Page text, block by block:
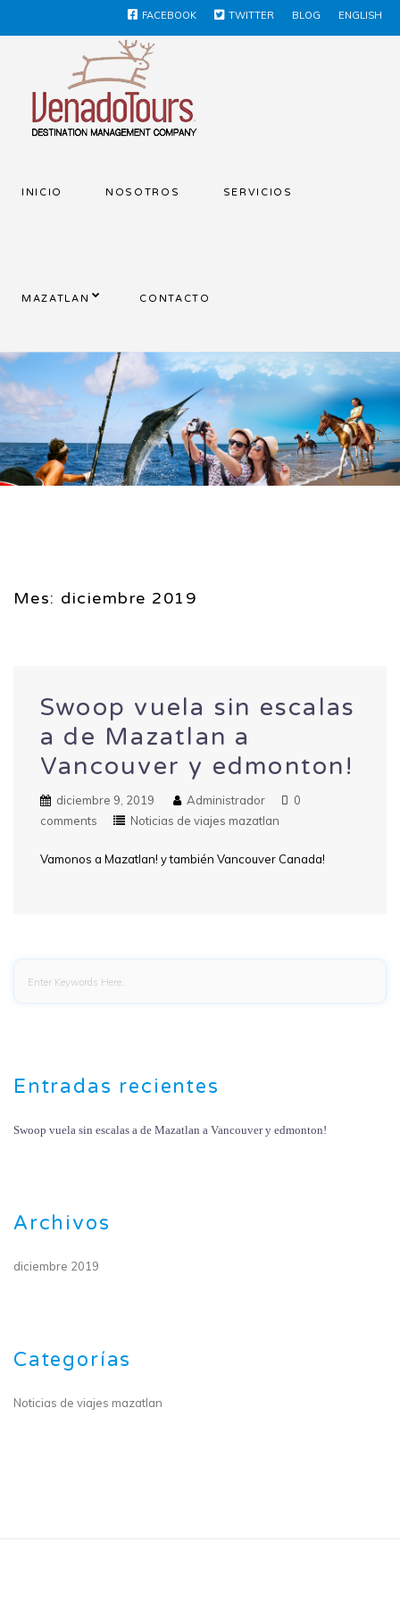
FACEBOOK TWITTER BLOG ENGLISH
INICIO NOSOTROS SERVICIOS
MAZATLAN CONTACTO
Mes: diciembre 2019
Swoop vuela sin escalas
a de Mazatlan a
Vancouver y edmonton!
diciembre 9, 2019 Administrador
0
comments
Noticias de viajes mazatlan
Vamonos a Mazatlan! y también Vancouver Canada!
Entradas recientes
Swoop vuela sin escalas a de Mazatlan a Vancouver y edmonton!
Archivos
diciembre 2019
Categorías
Noticias de viajes mazatlan